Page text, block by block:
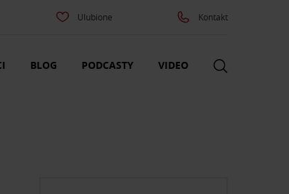
Ulubione Kontakt
BLOG PODCASTY VIDEO